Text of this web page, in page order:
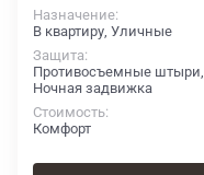
Назначение
В квартиру, Уличные
Защита
Противосъемные штыри,
Ночная задвижка
Стоимость
Комфорт